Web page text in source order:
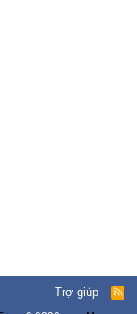
Trợ giúp
R